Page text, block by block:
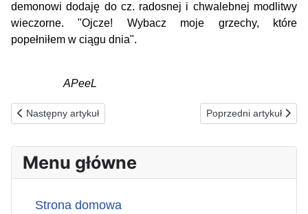
demonowi dodaję do cz. radosnej i chwalebnej modlitwy
wieczorne. "Ojcze! Wybacz moje grzechy, które
popełniłem w ciągu dnia".
APeeL
Poprzednia strona: 16.01.1993(s) ZA MASAKROWANYCH W
Następny artykuł Następna strona:
Poprzedni artykuł
Menu główne
Strona domowa